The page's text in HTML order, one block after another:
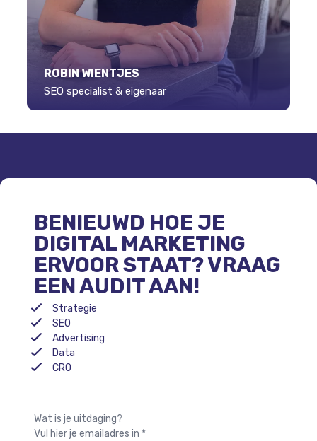
ROBIN WIENTJES
SEO specialist & eigenaar
BENIEUWD HOE JE
DIGITAL MARKETING
ERVOOR STAAT? VRAAG
EEN AUDIT AAN!
Strategie
SEO
Advertising
Data
CRO